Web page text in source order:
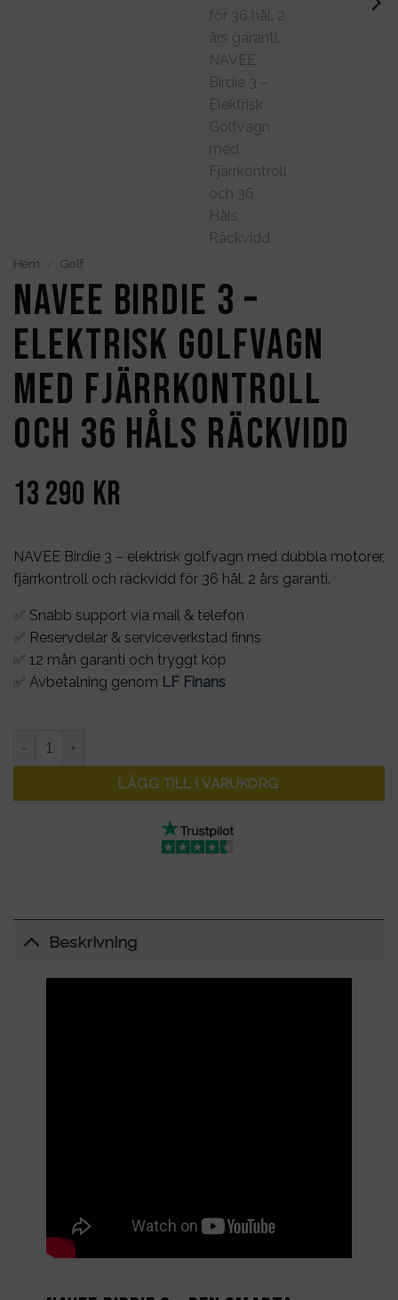
Hem Golf
NAVEE Birdie 3 –
Elektrisk Golfvagn
med Fjärrkontroll
och 36 Håls Räckvidd
13 290 kr
NAVEE Birdie 3 – elektrisk golfvagn med dubbla motorer,
fjärrkontroll och räckvidd för 36 hål. 2 års garanti.
✅ Snabb support via mail & telefon
✅ Reservdelar & serviceverkstad finns
✅ 12 mån garanti och tryggt köp
✅ Avbetalning genom LF Finans
NAVEE Birdie 3 – Elektrisk Golfvagn med Fjärrkontroll och 36
LÄGG TILL I VARUKORG
Beskrivning